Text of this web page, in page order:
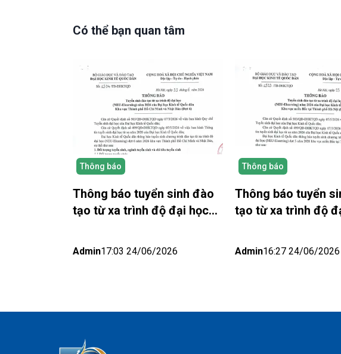
Có thể bạn quan tâm
Thông báo
Thông báo tuyển sinh đào
tạo từ xa trình độ đại học
khu vực thành phố Hồ Chí
Admin17:03 24/06/2026
Thông báo
Thông báo tuyển
tạo từ xa trình độ
Khu vực miền Bắc
Admin16:27 24/06/2026